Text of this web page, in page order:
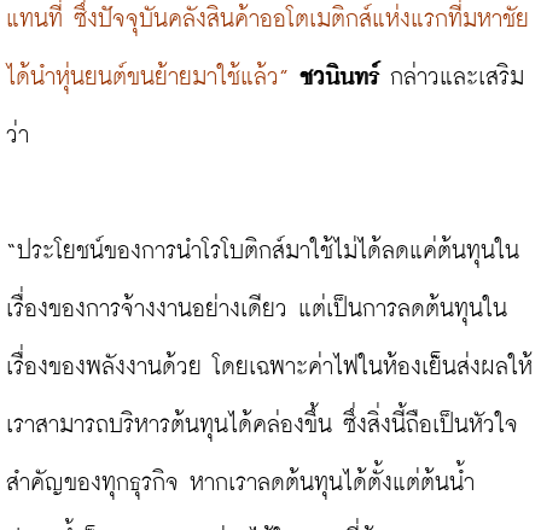
แทนที่ ซึ่งปัจจุบันคลังสินค้าออโตเมติกส์แห่งแรกที่มหาชัย
ได้นำหุ่นยนต์ขนย้ายมาใช้แล้ว” ชวนินทร์ กล่าวและเสริม
ว่า
“ประโยชน์ของการนำโรโบติกส์มาใช้ไม่ได้ลดแค่ต้นทุนใน
เรื่องของการจ้างงานอย่างเดียว แต่เป็นการลดต้นทุนใน
เรื่องของพลังงานด้วย โดยเฉพาะค่าไฟในห้องเย็นส่งผลให้
เราสามารถบริหารต้นทุนได้คล่องขึ้น ซึ่งสิ่งนี้ถือเป็นหัวใจ
สำคัญของทุกธุรกิจ หากเราลดต้นทุนได้ตั้งแต่ต้นน้ำ